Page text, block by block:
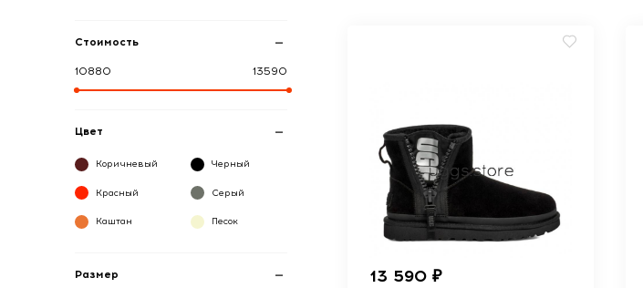
Стоимость
10880 13590
Цвет
Коричневый Черный
Красный Серый
Каштан Песок
Размер 13 590 ₽